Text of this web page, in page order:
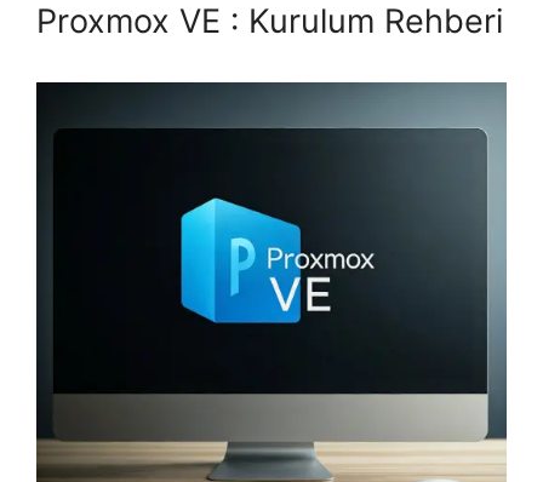
Proxmox VE : Kurulum Rehberi